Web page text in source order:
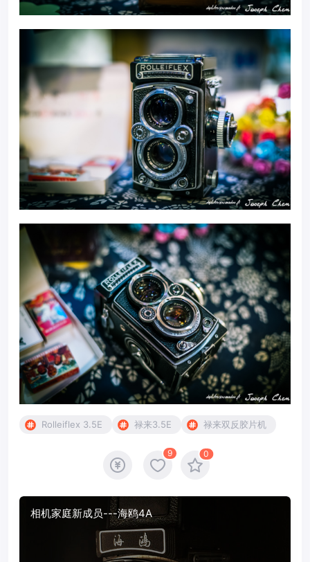
Rolleiflex 3.5E 禄来3.5E 禄来双反胶片机
9 0
相机家庭新成员---海鸥4A